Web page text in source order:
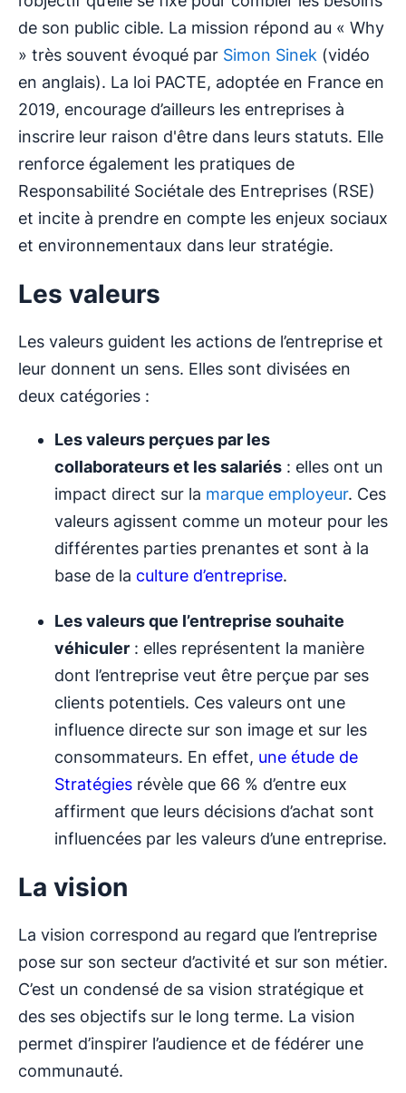
de son public cible. La mission répond au « Why
» très souvent évoqué par Simon Sinek (vidéo
en anglais). La loi PACTE, adoptée en France en
2019, encourage d’ailleurs les entreprises à
inscrire leur raison d'être dans leurs statuts. Elle
renforce également les pratiques de
Responsabilité Sociétale des Entreprises (RSE)
et incite à prendre en compte les enjeux sociaux
et environnementaux dans leur stratégie.
Les valeurs
Les valeurs guident les actions de l’entreprise et
leur donnent un sens. Elles sont divisées en
deux catégories :
Les valeurs perçues par les
collaborateurs et les salariés : elles ont un
impact direct sur la marque employeur. Ces
valeurs agissent comme un moteur pour les
différentes parties prenantes et sont à la
base de la culture d’entreprise.
Les valeurs que l’entreprise souhaite
véhiculer : elles représentent la manière
dont l’entreprise veut être perçue par ses
clients potentiels. Ces valeurs ont une
influence directe sur son image et sur les
consommateurs. En effet, une étude de
Stratégies révèle que 66 % d’entre eux
affirment que leurs décisions d’achat sont
influencées par les valeurs d’une entreprise.
La vision
La vision correspond au regard que l’entreprise
pose sur son secteur d’activité et sur son métier.
C’est un condensé de sa vision stratégique et
des ses objectifs sur le long terme. La vision
permet d’inspirer l’audience et de fédérer une
communauté.